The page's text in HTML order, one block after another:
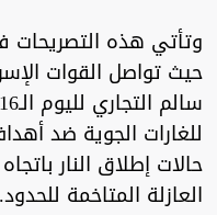
وتأتي هذه التصريحات
حيث تواصل القوات
للغارات الجوية ضد
حالات إطلاق النار
العازلة المتاخمة للحدود.